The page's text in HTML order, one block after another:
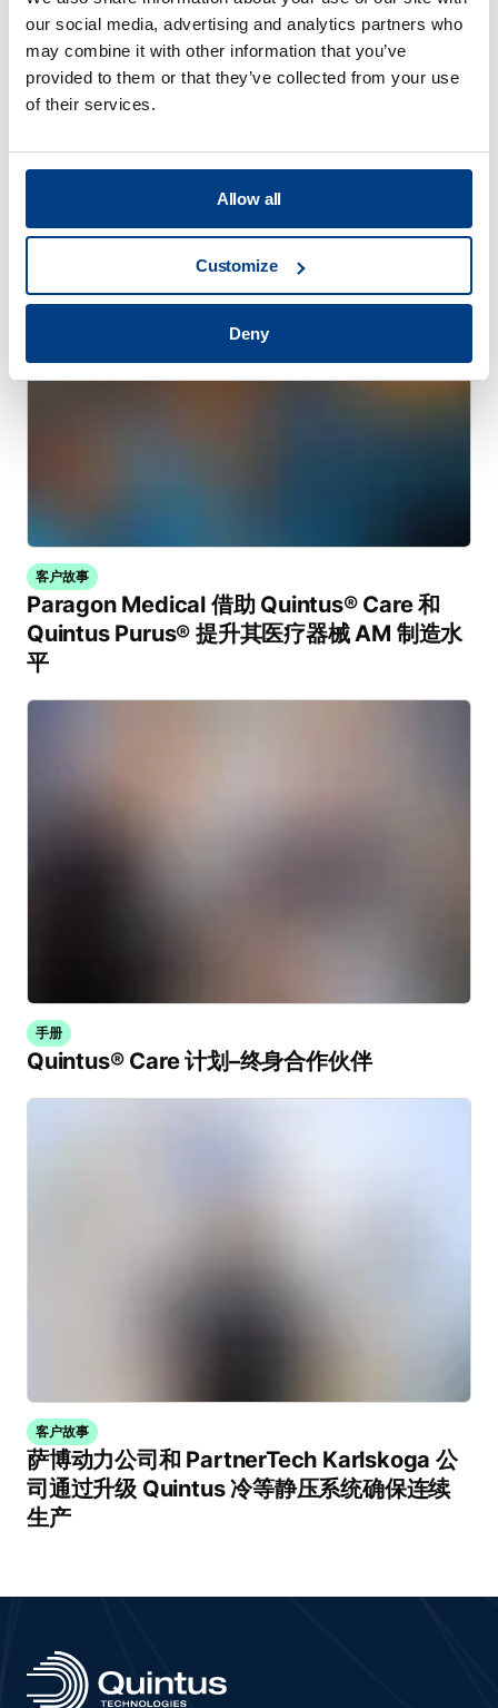
our social media, advertising and analytics partners who
may combine it with other information that you’ve
provided to them or that they’ve collected from your use
of their services.
Allow all
Customize
Deny
昆图斯客户培训计划
客户故事
Paragon Medical 借助 Quintus® Care 和
Quintus Purus® 提升其医疗器械 AM 制造水
平
手册
Quintus® Care 计划–终身合作伙伴
客户故事
萨博动力公司和 PartnerTech Karlskoga 公
司通过升级 Quintus 冷等静压系统确保连续
生产